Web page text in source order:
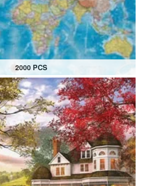
2000 PCS
de la collection BIG Puzzle
taille pour un défi stimulant